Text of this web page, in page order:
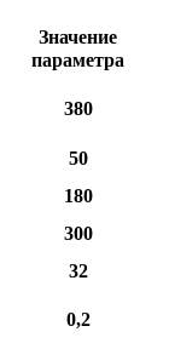
Значение
параметра
380
50
180
300
32
0,2